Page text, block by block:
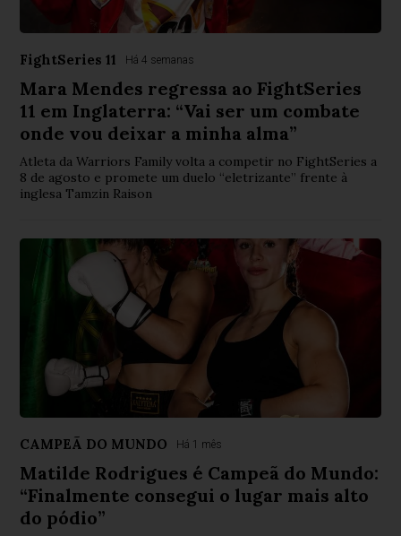
FightSeries 11 Há 4 semanas
Mara Mendes regressa ao FightSeries
11 em Inglaterra: “Vai ser um combate
onde vou deixar a minha alma”
Atleta da Warriors Family volta a competir no FightSeries a
8 de agosto e promete um duelo “eletrizante” frente à
inglesa Tamzin Raison
CAMPEÃ DO MUNDO Há 1 mês
Matilde Rodrigues é Campeã do Mundo:
“Finalmente consegui o lugar mais alto
do pódio”